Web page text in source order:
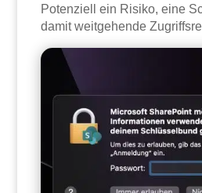
Potenziell ein Risiko, eine
damit weitgehende